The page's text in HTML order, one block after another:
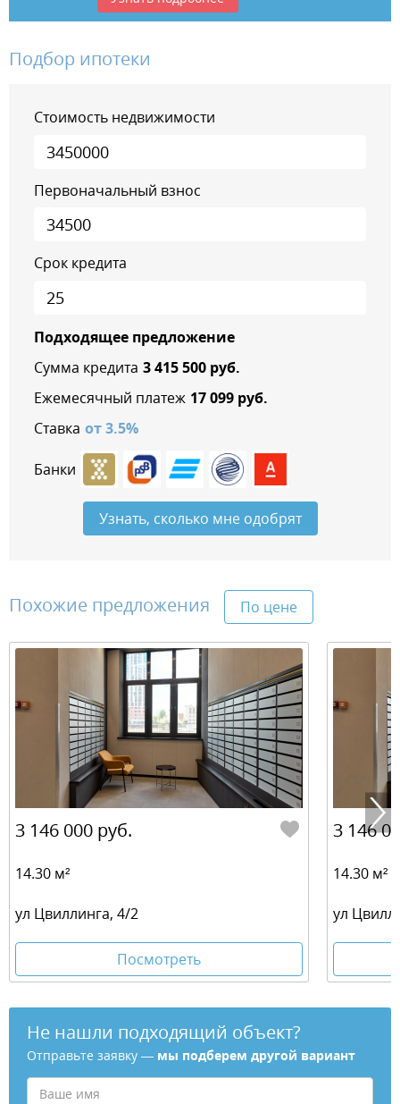
Подбор ипотеки
Стоимость недвижимости
Первоначальный взнос
Срок кредита
Подходящее предложение
Сумма кредита 3 415 500руб.
Ежемесячный платеж 17 099руб.
Ставка от3.5%
Банки
Узнать, сколько мне одобрят
Похожие предложения По цене
3 146 000 руб.
14.30 м²
ул Цвиллинга, 4/2
Посмотреть
3 146
14.30 м²
ул
Не нашли подходящий объект?
Отправьте заявку — мы подберем другой вариант